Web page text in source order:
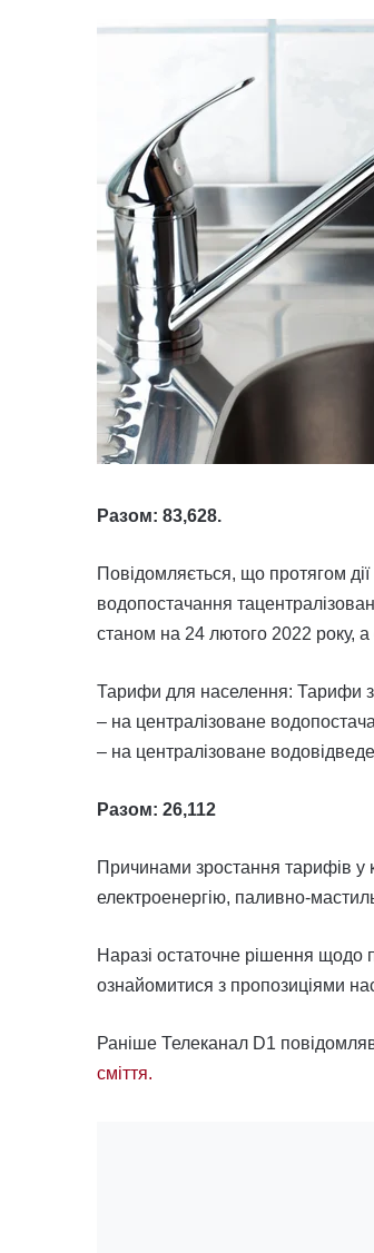
Разом: 83,628.
Повідомляється, що протягом
водопостачання
станом на 24 лютого 2022 року,
Тарифи для населення: Тарифи
– на централізоване
– на централізоване
Разом: 26,112
Причинами зростання тарифів у
електроенергію, паливно-
Наразі остаточне рішення щодо
ознайомитися з пропозиціями
Раніше Телеканал D1
сміття.